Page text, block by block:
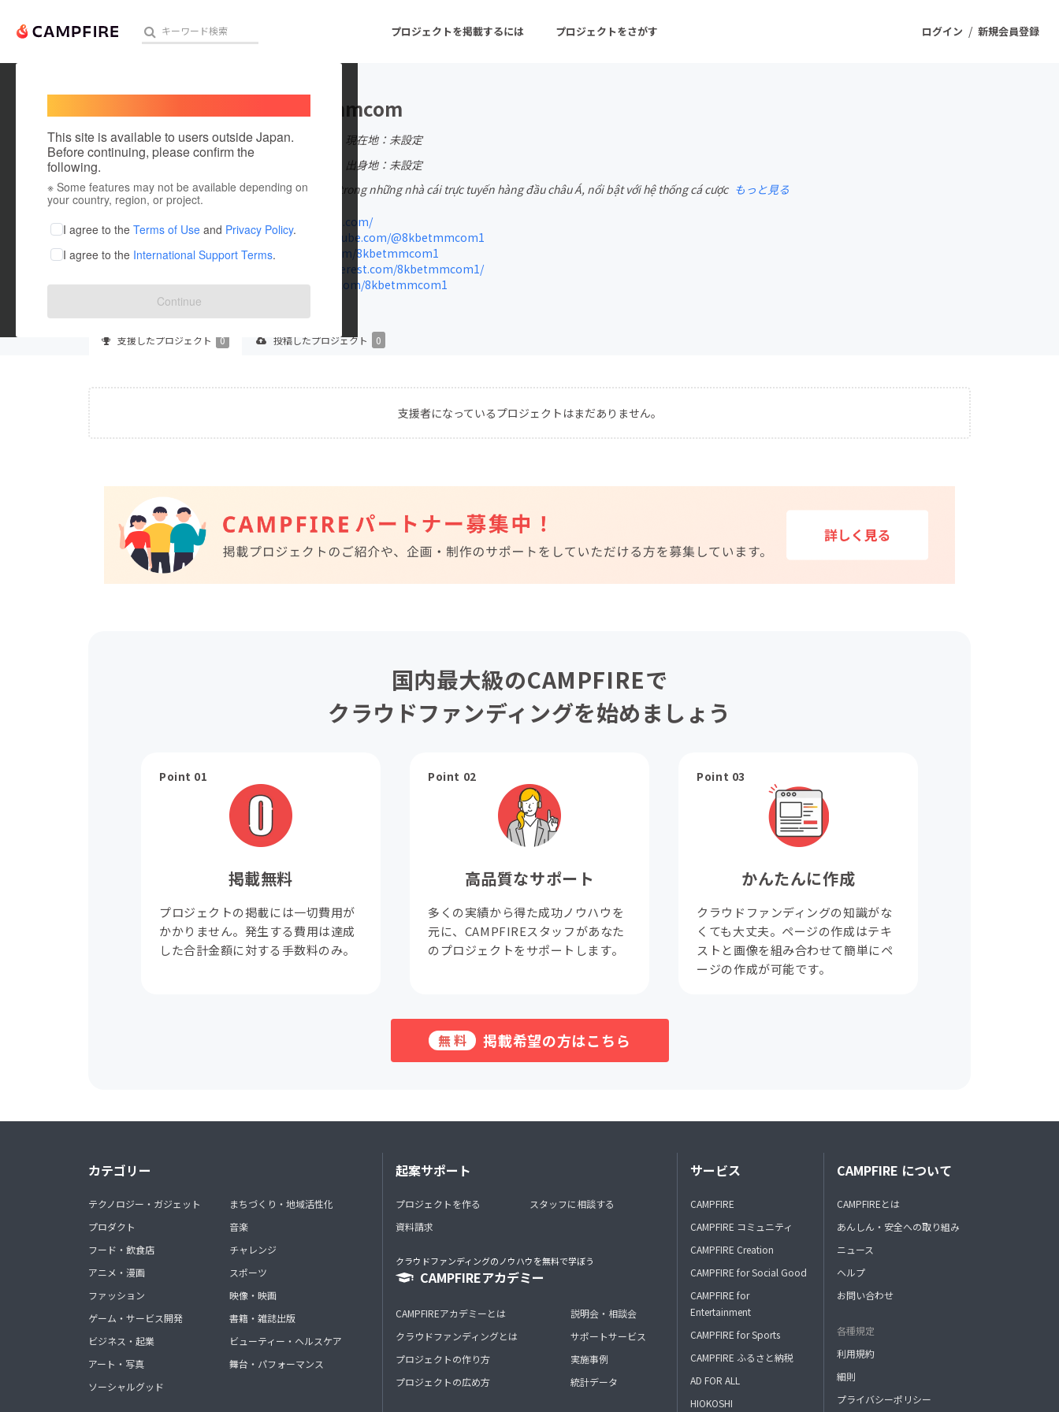
ログイン / 新規会員登録
プロジェクトを掲載するには プロジェクトをさがす
人気のプロジェクト 注目のリターン 注目の新着プロジェクト
アート・写真 音楽 舞台・パフォーマンス
テクノロジー・ガジェット
映像・映画
書籍・雑誌出版
ビジネス・起業
チャレンジ
まちづくり・地域活性化
This site is available to users outside Japan.
Before continuing, please confirm the
following.
※ Some features may not be available depending on
your country, region, or project.
I agree to the Terms of Use and Privacy Policy.
I agree to the International Support Terms.
Continue
8kbetmmcom
在住国：日本
現在地：未設定
出身地：未設定
8KBet là một trong những nhà cái trực tuyến hàng đầu châu Á, nổi bật với hệ thống cá cược もっと見る
8kbetmm.com/
www.youtube.com/@8kbetmmcom1
twitter.com/8kbetmmcom1
www.pinterest.com/8kbetmmcom1/
gravatar.com/8kbetmmcom1
支援したプロジェクト 0 投稿したプロジェクト 0
支援者になっているプロジェクトはまだありません。
国内最大級のCAMPFIREで
クラウドファンディングを始めましょう
Point 01
掲載無料
プロジェクトの掲載には一切費用が
かかりません。発生する費用は達成
した合計金額に対する手数料のみ。
Point 02
高品質なサポート
多くの実績から得た成功ノウハウを
元に、CAMPFIREスタッフがあなた
のプロジェクトをサポートします。
Point 03
かんたんに作成
クラウドファンディングの知識がな
くても大丈夫。ページの作成はテキ
ストと画像を組み合わせて簡単にペ
ージの作成が可能です。
無料 掲載希望の方はこちら
カテゴリー
テクノロジー・ガジェット
プロダクト
フード・飲食店
アニメ・漫画
ファッション
ゲーム・サービス開発
ビジネス・起業
アート・写真
ソーシャルグッド
まちづくり・地域活性化
音楽
チャレンジ
スポーツ
映像・映画
書籍・雑誌出版
ビューティー・ヘルスケア
舞台・パフォーマンス
起案サポート
プロジェクトを作る
資料請求
スタッフに相談する
クラウドファンディングのノウハウを無料で学ぼう
CAMPFIREアカデミー
CAMPFIREアカデミーとは
クラウドファンディングとは
プロジェクトの作り方
プロジェクトの広め方
説明会・相談会
サポートサービス
実施事例
統計データ
サービス
CAMPFIRE
CAMPFIRE コミュニティ
CAMPFIRE Creation
CAMPFIRE for Social Good
CAMPFIRE for
Entertainment
CAMPFIRE for Sports
CAMPFIRE ふるさと納税
AD FOR ALL
HIOKOSHI
CAMPFIRE について
CAMPFIREとは
あんしん・安全への取り組み
ニュース
ヘルプ
お問い合わせ
各種規定
利用規約
細則
プライバシーポリシー